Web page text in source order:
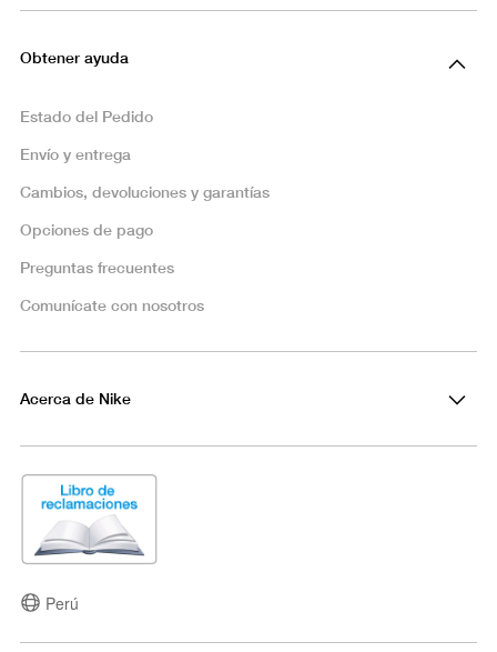
Obtener ayuda
Estado del Pedido
Envío y entrega
Cambios, devoluciones y garantías
Opciones de pago
Preguntas frecuentes
Comunícate con nosotros
Acerca de Nike
Perú